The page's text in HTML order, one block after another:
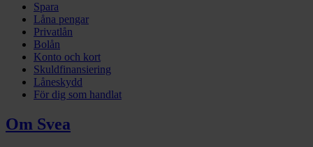
Spara
Låna pengar
Privatlån
Bolån
Konto och kort
Skuldfinansiering
Låneskydd
För dig som handlat
Om Svea